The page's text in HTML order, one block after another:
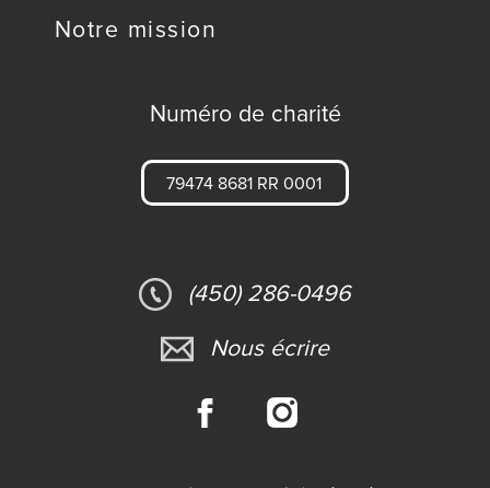
Notre mission
Numéro de charité
79474 8681 RR 0001
(450) 286-0496
Nous écrire